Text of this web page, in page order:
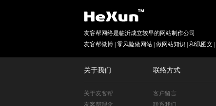
友客帮网络是临沂成立较早的网站制作公司
友客帮微博 零风险做网站 做网站知识 和讯图文
关于我们 联络方式
关于友客帮
友客帮理念
客户留言
联系我们